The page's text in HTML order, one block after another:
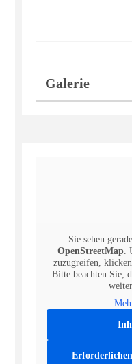
Galerie
Sie sehen
OpenStreetMap.
zuzugreifen,
Bitte beachten Sie,